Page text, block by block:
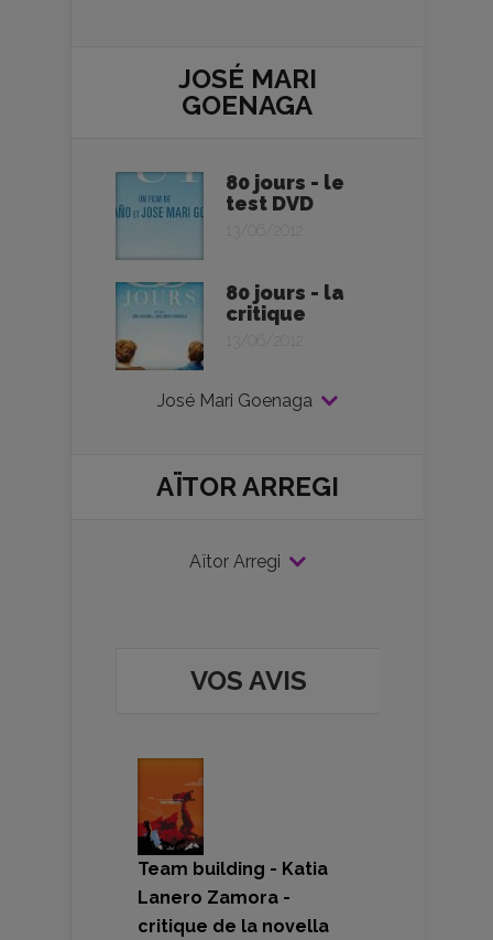
JOSÉ MARI
GOENAGA
80 jours - le
test DVD
13/06/2012
80 jours - la
critique
13/06/2012
José Mari Goenaga
AÏTOR ARREGI
Aïtor Arregi
VOS AVIS
Team building - Katia
Lanero Zamora -
critique de la novella